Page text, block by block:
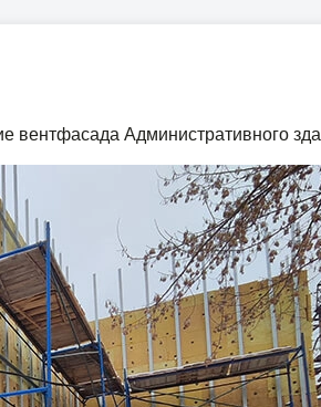
вентфасада Административного